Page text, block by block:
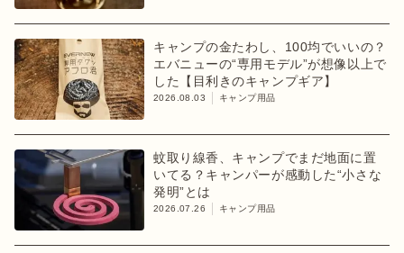
キャンプの金たわし、100均でいいの？
エバニューの“専用モデル”が想像以上で
した【目利きのキャンプギア】
2026.08.03 キャンプ用品
蚊取り線香、キャンプでまだ地面に置
いてる？キャンパーが感動した“小さな
発明”とは
2026.07.26 キャンプ用品